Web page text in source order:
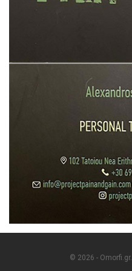
© 2026 -